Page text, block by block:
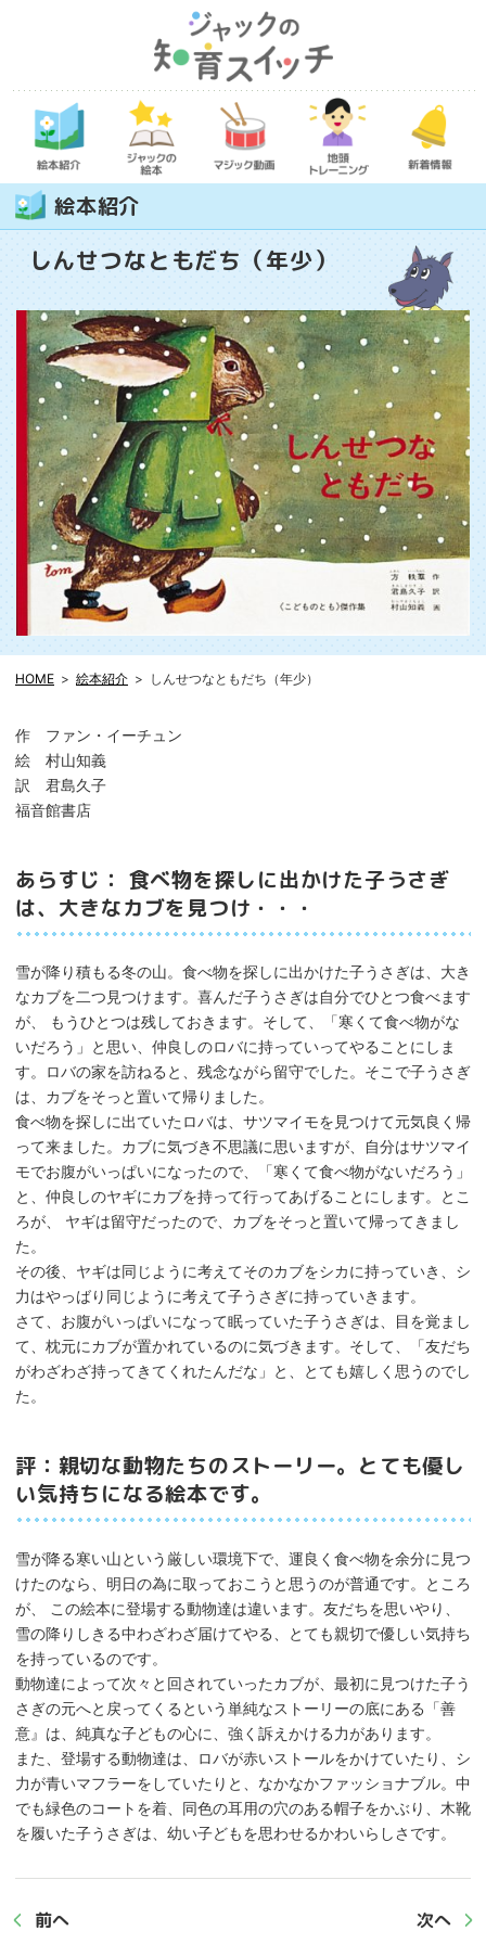
絵本紹介
しんせつなともだち（年少）
HOME 絵本紹介 しんせつなともだち（年少）
作 ファン・イーチュン
絵 村山知義
訳 君島久子
福音館書店
あらすじ： 食べ物を探しに出かけた子うさぎ
は、大きなカブを見つけ・・・
雪が降り積もる冬の山。食べ物を探しに出かけた子うさぎは、大き
なカブを二つ見つけます。喜んだ子うさぎは自分でひとつ食べます
が、 もうひとつは残しておきます。そして、「寒くて食べ物がな
いだろう」と思い、仲良しのロバに持っていってやることにしま
す。ロバの家を訪ねると、残念ながら留守でした。そこで子うさぎ
は、カブをそっと置いて帰りました。
食べ物を探しに出ていたロバは、サツマイモを見つけて元気良く帰
って来ました。カブに気づき不思議に思いますが、自分はサツマイ
モでお腹がいっぱいになったので、「寒くて食べ物がないだろう」
と、仲良しのヤギにカブを持って行ってあげることにします。とこ
ろが、 ヤギは留守だったので、カブをそっと置いて帰ってきまし
た。
その後、ヤギは同じように考えてそのカブをシカに持っていき、シ
力はやっばり同じように考えて子うさぎに持っていきます。
さて、お腹がいっぱいになって眠っていた子うさぎは、目を覚まし
て、枕元にカブが置かれているのに気づきます。そして、「友だち
がわざわざ持ってきてくれたんだな」と、とても嬉しく思うのでし
た。
評：親切な動物たちのストーリー。とても優し
い気持ちになる絵本です。
雪が降る寒い山という厳しい環境下で、運良く食べ物を余分に見つ
けたのなら、明日の為に取っておこうと思うのが普通です。ところ
が、 この絵本に登場する動物達は違います。友だちを思いやり、
雪の降りしきる中わざわざ届けてやる、とても親切で優しい気持ち
を持っているのです。
動物達によって次々と回されていったカブが、最初に見つけた子う
さぎの元へと戻ってくるという単純なストーリーの底にある「善
意』は、純真な子どもの心に、強く訴えかける力があります。
また、登場する動物達は、ロバが赤いストールをかけていたり、シ
力が青いマフラーをしていたりと、なかなかファッショナブル。中
でも緑色のコートを着、同色の耳用の穴のある帽子をかぶり、木靴
を履いた子うさぎは、幼い子どもを思わせるかわいらしさです。
前へ 次へ